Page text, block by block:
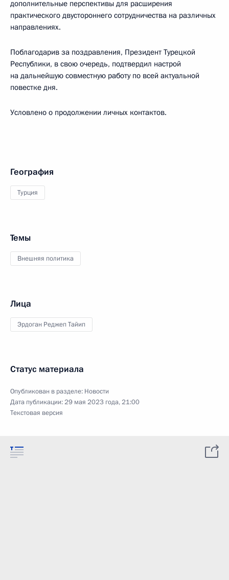
дополнительные перспективы для расширения
практического двустороннего сотрудничества на различных
направлениях.
Поблагодарив за поздравления, Президент Турецкой
Республики, в свою очередь, подтвердил настрой
на дальнейшую совместную работу по всей актуальной
повестке дня.
Условлено о продолжении личных контактов.
География
Турция
Темы
Внешняя политика
Лица
Эрдоган Реджеп Тайип
Статус материала
Опубликован в разделе: Новости
Дата публикации:29 мая 2023 года, 21:00
Текстовая версия